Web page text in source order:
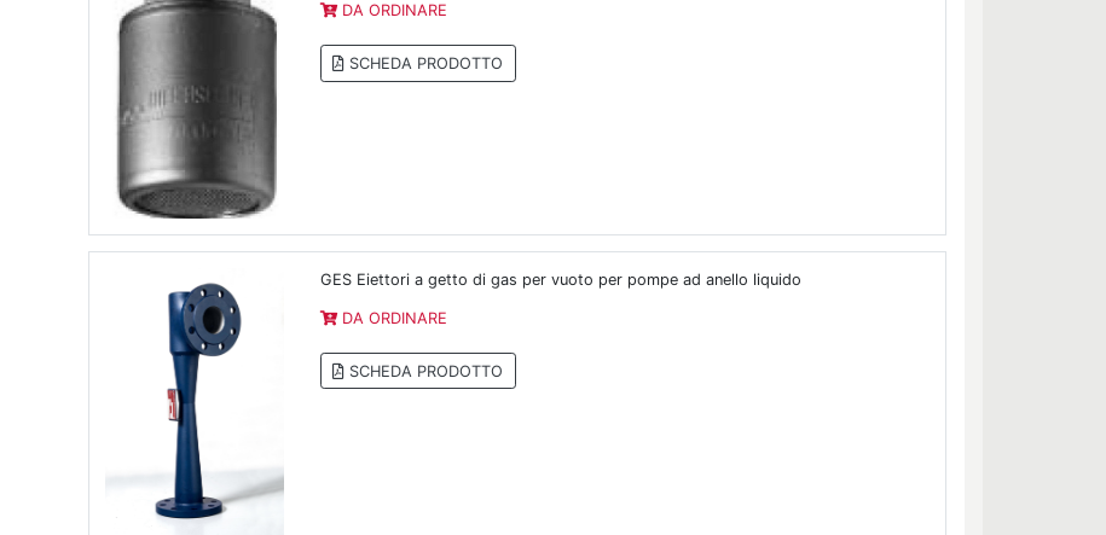
DA ORDINARE
SCHEDA PRODOTTO
GES Eiettori a getto di gas per vuoto per pompe ad anello liquido
DA ORDINARE
SCHEDA PRODOTTO